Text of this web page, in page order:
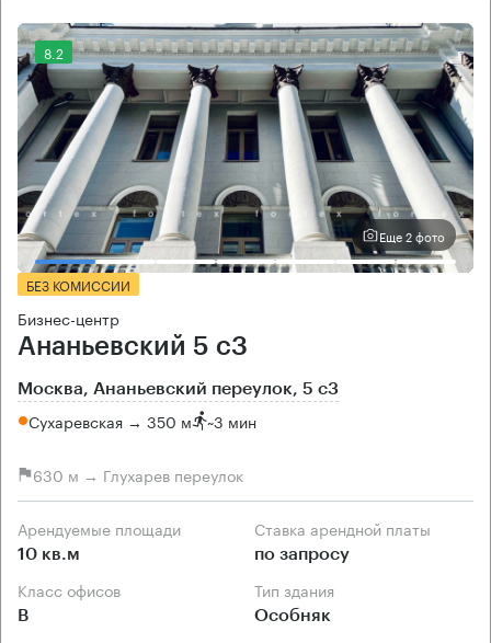
8.2
Еще 2 фото
БЕЗ КОМИССИИ
Бизнес-центр
Ананьевский 5 с3
Москва, Ананьевский переулок, 5 с3
Сухаревская → 350 м ~3 мин
630 м → Глухарев переулок
Арендуемые площади
10 кв.м
Ставка арендной платы
по запросу
Класс офисов
B
Тип здания
Особняк